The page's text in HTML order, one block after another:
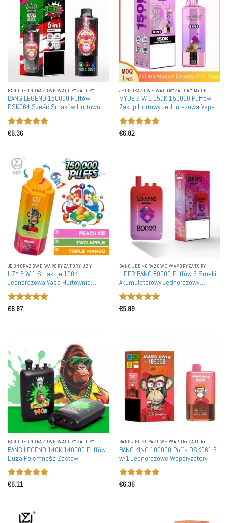
BANG JEDNORAZOWE WAPORYZATORY
BANG LEGEND 150000 Puffów
DSK064 Sześć Smaków Hurtownia
Jednorazowa Waporyzator
Rechargeable
Oceniono
€6.36
JEDNORAZOWE WAPORYZATORY MYDE
MYDE 8 W 1 150K 150000 Puffów
Zakup Hurtowy Jednorazowa Vape
Magazyn Europejski Dostawa Hurt
Oceniono
€6.82
JEDNORAZOWE WAPORYZATORY UZY
UZY 6 W 1 Smakuje 150K
Jednorazowa Vape Hurtownia
150000 Puffs Zakup Luzem
Oceniono
€6.87
BANG JEDNORAZOWE WAPORYZATORY
LIDER BANG 80000 Puffów 3 Smaki
Akumulatorowy Jednorazowy
Waporyzator Zakup Hurtowy
Oceniono
€5.89
BANG JEDNORAZOWE WAPORYZATORY
BANG LEGEND 140K 140000 Puffów
Duża Pojemność Zestaw
Jednorazowy Waporyzator
Hurtownia Zakup luzem Długotrwały
Duży Zbiornik
Oceniono
€6.11
BANG JEDNORAZOWE WAPORYZATORY
BANG KING 100000 Puffs DSK061 3-
w-1 Jednorazowe Waporyzatory
Hurtownia Zakup Luzem Wysoka
Pojemność 100K Puffs Mesh Coil
Oceniono
€6.36